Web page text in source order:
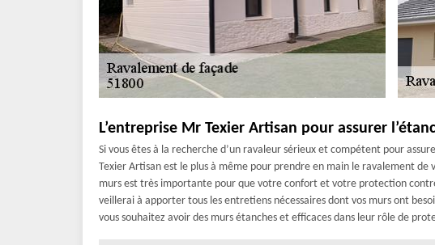
L’entreprise Mr Texier Artisan pour assurer
Si vous êtes à la recherche d’un ravaleur sérieux et compétent pour
Texier Artisan est le plus à même pour prendre en main le ravalement de
murs est très importante pour que votre confort et votre protection
veillerai à apporter tous les entretiens nécessaires dont vos murs ont
vous souhaitez avoir des murs étanches et efficaces dans leur rôle de